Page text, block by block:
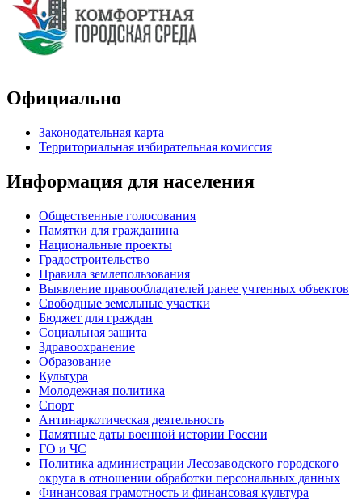
Официально
Законодательная карта
Территориальная избирательная комиссия
Информация для населения
Общественные голосования
Памятки для гражданина
Национальные проекты
Градостроительство
Правила землепользования
Выявление правообладателей ранее учтенных объектов
Свободные земельные участки
Бюджет для граждан
Социальная защита
Здравоохранение
Образование
Культура
Молодежная политика
Спорт
Антинаркотическая деятельность
Памятные даты военной истории России
ГО и ЧС
Политика администрации Лесозаводского городского
округа в отношении обработки персональных данных
Финансовая грамотность и финансовая культура